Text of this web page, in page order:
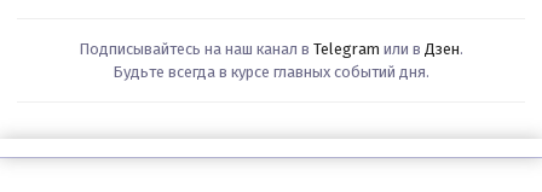
Подписывайтесь на наш канал в Telegram или в Дзен.
Будьте всегда в курсе главных событий дня.